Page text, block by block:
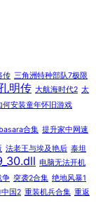
传 三角洲特种部队7极限
明传 大航海时代2 太
何安装童年怀旧游戏
合集 提升家中网速
法老王与埃及艳后 泰坦
电脑无法开机
争 突袭2合集 绝地风暴1
国2 重装机兵合集 重返